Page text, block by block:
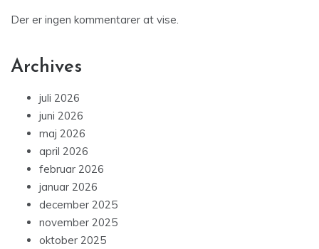
Der er ingen kommentarer at vise.
Archives
juli 2026
juni 2026
maj 2026
april 2026
februar 2026
januar 2026
december 2025
november 2025
oktober 2025